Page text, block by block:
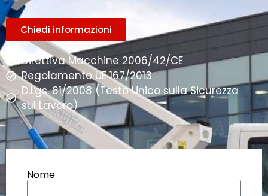
Chiedi informazioni
Direttiva Macchine 2006/42/CE
Regolamento UE 167/2013
D.Lgs. 81/2008 (Testo Unico sulla Sicurezza
sul Lavoro)
Nome